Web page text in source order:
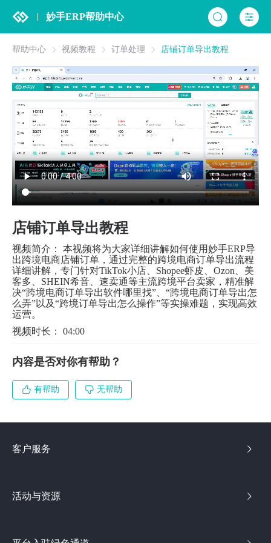
妙手ERP帮助中心
帮助中心 视频教程 订单处理 店铺订单导出教程
店铺订单导出教程
视频简介： 本视频将为大家详细讲解如何使用妙手ERP导
出跨境电商店铺订单，通过完整的跨境电商订单导出流程
详细讲解，专门针对TikTok小店、Shopee虾皮、Ozon、美
客多、SHEIN希音、速卖通等主流跨境平台卖家，精准解
决“跨境电商订单导出软件哪里找”、“跨境电商订单导出怎
么弄”以及“跨境订单导出怎么操作”等实操难题，实现高效
运营。
视频时长： 04:00
内容是否对你有帮助？
有帮助 无帮助
客户服务
活动与资源